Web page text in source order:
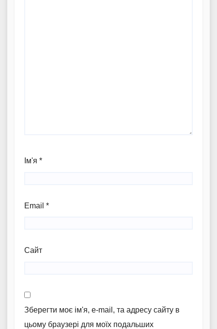
Ім'я *
Email *
Сайт
Зберегти моє ім'я, e-mail, та адресу сайту в
цьому браузері для моїх подальших